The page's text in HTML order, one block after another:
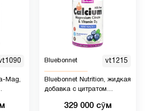
Mag,
Bluebonnet vt1215
Bluebonnet Nutrition, жидкая
добавка с цитратом
витамином D3, вкус
329 000 сӯм